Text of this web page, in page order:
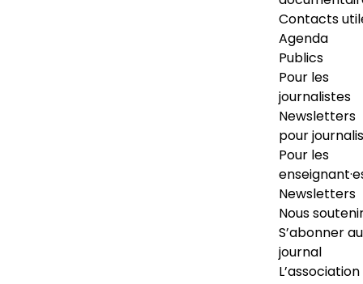
Contacts
Agenda
Publics
Pour les
journalistes
Newsletters
pour
Pour les
Newsletters
Nous
S’abonner au
journal
L’association